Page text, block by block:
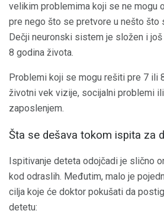
velikim problemima koji se ne mogu
pre nego što se pretvore u nešto što
Dečji neuronski sistem je složen i
8 godina života.
Problemi koji se mogu rešiti pre 7 ili
životni vek vizije, socijalni problemi
zaposlenjem.
Šta se dešava tokom ispita za
Ispitivanje deteta odojčadi je slično
kod odraslih. Međutim, malo je
cilja koje će doktor pokušati da
detetu: